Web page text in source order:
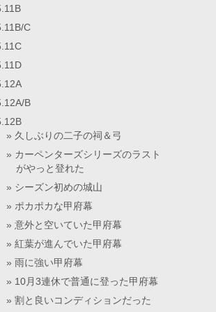
C
B
久しぶりの二子の祠＆弓
カーペンターズシリーズのラスト
がやっと登れた
シーズン初めの城山
ポカポカな甲府幕
意外と空いていた甲府幕
紅葉が進んでいた甲府幕
雨に強い甲府幕
10月3連休で普通に登った甲府幕
割と良いコンディションだった